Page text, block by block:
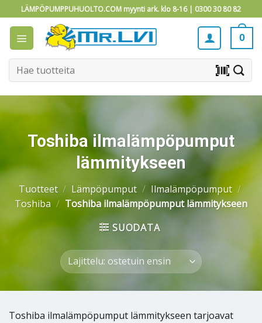
to
content
LÄMPÖPUMPPUHUOLTO.COM myynti ark. klo 8-16 | 0300 30 80 82
0
Etsi: barcode_scanner
Toshiba ilmalämpöpumput
lämmitykseen
Tuotteet / Lämpöpumput / Ilmalämpöpumput /
Toshiba / Toshiba ilmalämpöpumput lämmitykseen
SUODATA
Toshiba ilmalämpöpumput lämmitykseen tarjoavat